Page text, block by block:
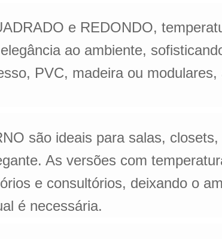
e REDONDO,
ao ambiente,
PVC, madeira ou
são ideais para salas,
As versões com
e consultórios, deixando o
é necessária.